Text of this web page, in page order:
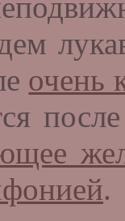
очень
.